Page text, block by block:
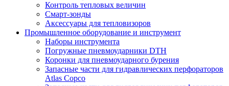
Контроль тепловых величин
Смарт-зонды
Аксессуары для тепловизоров
Промышленное оборудование и инструмент
Наборы инструмента
Погружные пневмоударники DTH
Коронки для пневмоударного бурения
Запасные части для гидравлических перфораторов
Atlas Copco